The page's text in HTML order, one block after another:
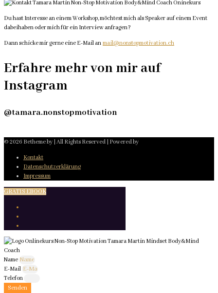
Du hast Interesse an einem Workshop, möchtest mich als Speaker auf einem Event
dabeihaben oder mich für ein Interview anfragen?
Dann schicke mir gerne eine E-Mail an mail@nonstopmotivation.ch
Erfahre mehr von mir auf
Instagram
@tamara.nonstopmotivation
© 2026 Betheme by | All Rights Reserved | Powered by
Kontakt
Datenschutzerklärung
Impressum
GRATIS EBOOK
Name
E-Mail
Telefon
Senden